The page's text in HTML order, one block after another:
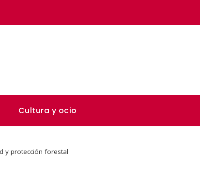
Cultura y ocio
y protección forestal